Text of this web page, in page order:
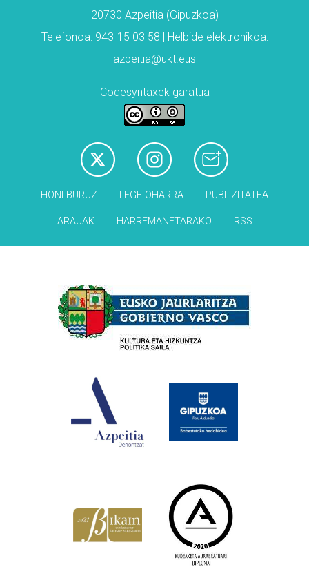
20730 Azpeitia (Gipuzkoa)
Telefonoa: 943-15 03 58 | Helbide elektronikoa:
azpeitia@ukt.eus
Codesyntaxek garatua
HONI BURUZ LEGE OHARRA PUBLIZITATEA
ARAUAK HARREMANETARAKO RSS